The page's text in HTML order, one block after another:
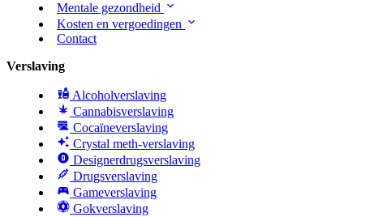
Mentale gezondheid
Kosten en vergoedingen
Contact
Verslaving
Alcoholverslaving
Cannabisverslaving
Cocaïneverslaving
Crystal meth-verslaving
Designerdrugsverslaving
Drugsverslaving
Gameverslaving
Gokverslaving